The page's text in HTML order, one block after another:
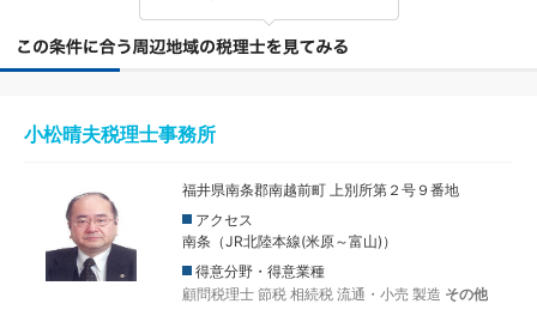
小松晴夫税理士事務所
福井県南条郡南越前町 上別所第２号９番地
アクセス
南条（JR北陸本線(米原～富山)）
得意分野・得意業種
顧問税理士 節税 相続税 流通・小売 製造 その他